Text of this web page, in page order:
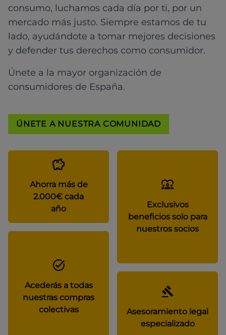
consumo, luchamos cada día por ti, por un
mercado más justo. Siempre estamos de tu
lado, ayudándote a tomar mejores decisiones
y defender tus derechos como consumidor.
Únete a la mayor organización de
consumidores de España.
ÚNETE A NUESTRA COMUNIDAD
Ahorra más de
2.000€ cada
año
Exclusivos
beneficios solo para
nuestros socios
Acederás a todas
nuestras compras
colectivas
Asesoramiento legal
especializado